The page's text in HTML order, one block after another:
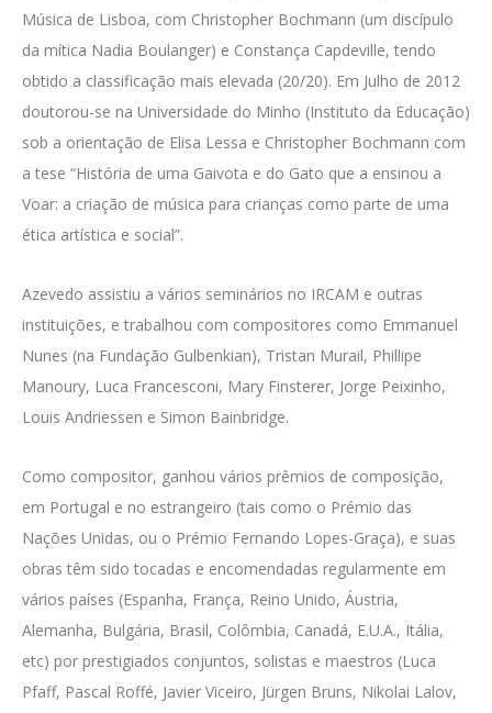
Música de Lisboa, com Christopher Bochmann (um discípulo
da mítica Nadia Boulanger) e Constança Capdeville, tendo
obtido a classificação mais elevada (20/20). Em Julho de 2012
doutorou-se na Universidade do Minho (Instituto da Educação)
sob a orientação de Elisa Lessa e Christopher Bochmann com
a tese “História de uma Gaivota e do Gato que a ensinou a
Voar: a criação de música para crianças como parte de uma
ética artística e social”.
Azevedo assistiu a vários seminários no IRCAM e outras
instituições, e trabalhou com compositores como Emmanuel
Nunes (na Fundação Gulbenkian), Tristan Murail, Phillipe
Manoury, Luca Francesconi, Mary Finsterer, Jorge Peixinho,
Louis Andriessen e Simon Bainbridge.
Como compositor, ganhou vários prêmios de composição,
em Portugal e no estrangeiro (tais como o Prémio das
Nações Unidas, ou o Prémio Fernando Lopes-Graça), e suas
obras têm sido tocadas e encomendadas regularmente em
vários países (Espanha, França, Reino Unido, Áustria,
Alemanha, Bulgária, Brasil, Colômbia, Canadá, E.U.A., Itália,
etc) por prestigiados conjuntos, solistas e maestros (Luca
Pfaff, Pascal Roffé, Javier Viceiro, Jürgen Bruns, Nikolai Lalov,